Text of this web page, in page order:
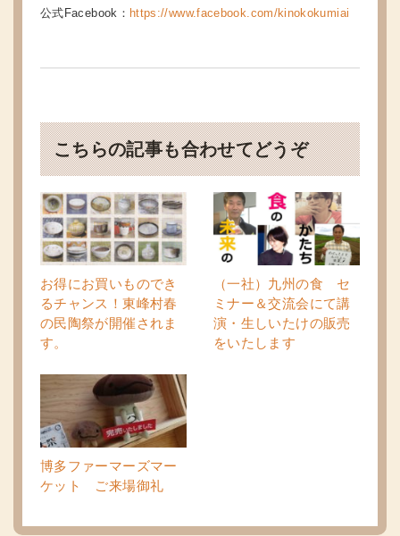
公式Facebook： https://www.facebook.com/kinokokumiai
こちらの記事も合わせてどうぞ
お得にお買いものでき
るチャンス！東峰村春
の民陶祭が開催されま
す。
（一社）九州の食 セ
ミナー＆交流会にて講
演・生しいたけの販売
をいたします
博多ファーマーズマー
ケット ご来場御礼